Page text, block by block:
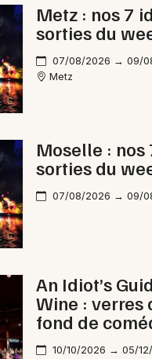
en Moselle
en Lorraine
le Grand Est
sorties
Metz : nos 7
sorties du
07/08/2026 → 09/
Metz
Moselle : nos
sorties du
07/08/2026 → 09/
An Idiot’s
Wine : verres
fond de
10/10/2026 → 05/